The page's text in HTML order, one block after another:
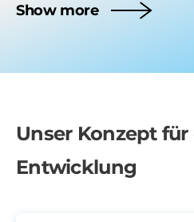
Show more
Unser Konzept
Entwicklung